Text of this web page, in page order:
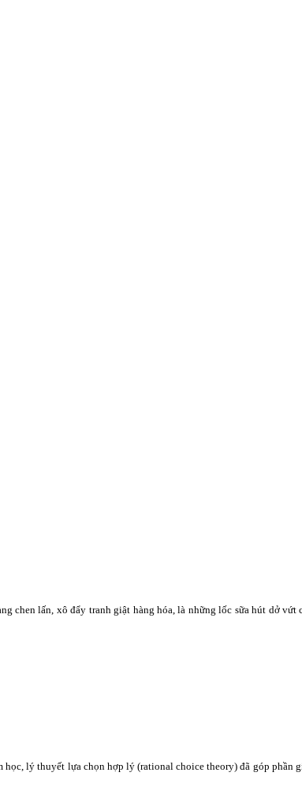
lấn, xô đẩy tranh giật hàng hóa, là những lốc sữa hút dở
lý thuyết lựa chọn hợp ‎lý (rational choice theory) đã góp phần